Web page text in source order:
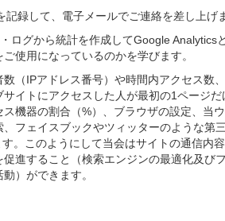
録して、電子メールでご連絡を差し上げ
ログから統計を作成してGoogle Analytics
使用になっているのかを学びます。
（IPアドレス番号）や時間内アクセス数
イトにアクセスした人が最初の1ページ
機器の割合（%）、ブラウザの設定、当
、フェイスブックやツィッターのような第
。このようにして当会はサイトの通信内
進すること（検索エンジンの最適化及び
）ができます。